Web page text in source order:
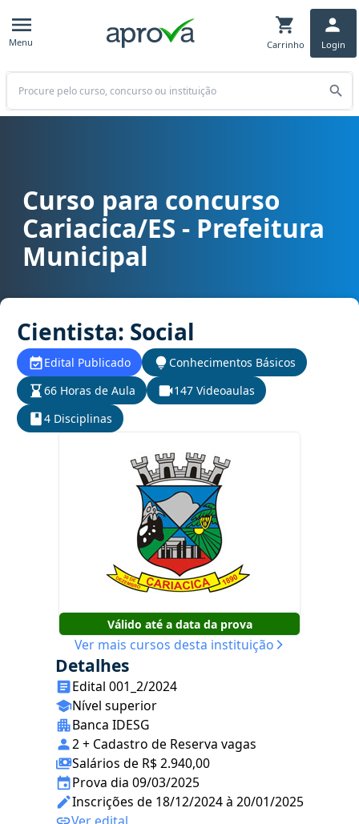
Menu Carrinho Login
Buscar
Curso para concurso Cariacica/ES - Prefeitura Municipal cargo
Curso para concurso
Cariacica/ES - Prefeitura
Municipal
Cientista: Social
Edital Publicado
Conhecimentos Básicos
66 Horas de Aula
147 Videoaulas
4 Disciplinas
Válido até a data da prova
Ver mais cursos desta instituição
Detalhes
Edital 001_2/2024
Nível superior
Banca IDESG
2 + Cadastro de Reserva vagas
Salários de R$ 2.940,00
Prova dia 09/03/2025
Inscrições de 18/12/2024 à 20/01/2025